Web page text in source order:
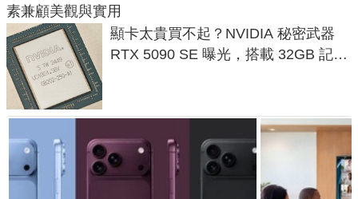
素兼顧美觀與實用
顯卡太貴買不起？NVIDIA 秘密武器
RTX 5090 SE 曝光，搭載 32GB 記憶